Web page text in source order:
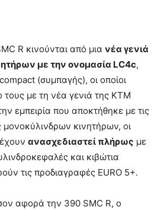
R κινούνται από μια νέα γενιά
με την ονομασία LC4c,
(συμπαγής), οι οποίοι
με τη νέα γενιά της KTM
εμπειρία που αποκτήθηκε με τις
μονοκύλινδρων κινητήρων, οι
ανασχεδιαστεί πλήρως με
και κιβώτια
τις προδιαγραφές EURO 5+.
αφορά την 390 SMC R, ο